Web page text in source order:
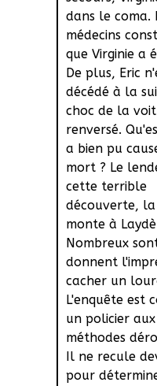
dans le coma.
médecins
que Virginie a
De plus, Eric
décédé à la
choc de la
renversé.
a bien pu
mort ? Le
cette terrible
découverte,
monte à
Nombreux
donnent
cacher un
L'enquête est
un policier aux
méthodes
Il ne recule
pour